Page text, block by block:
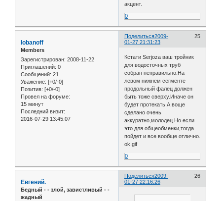
акцент.
0
Поделиться 25
2009-
01-27 21:31:23
lobanoff
Members
Зарегистрирован: 2008-11-22
Приглашений: 0
Сообщений: 21
Уважение: [+0/-0]
Позитив: [+0/-0]
Провел на форуме:
15 минут
Последний визит:
2016-07-29 13:45:07
Кстати Serjoza ваш тройник
для водосточных труб
собран неправильно.На
левом нижнем сегменте
продольный фалец должен
быть тоже сверху.Иначе он
будет протекать.А воще
сделано очень
аккуратно,молодец.Но если
это для общеобменки,тогда
пойдет и все вообще отлично.
ok.gif
0
Поделиться 26
2009-
01-27 22:16:26
Евгений.
Бедный - - злой, завистливый - -
жадный